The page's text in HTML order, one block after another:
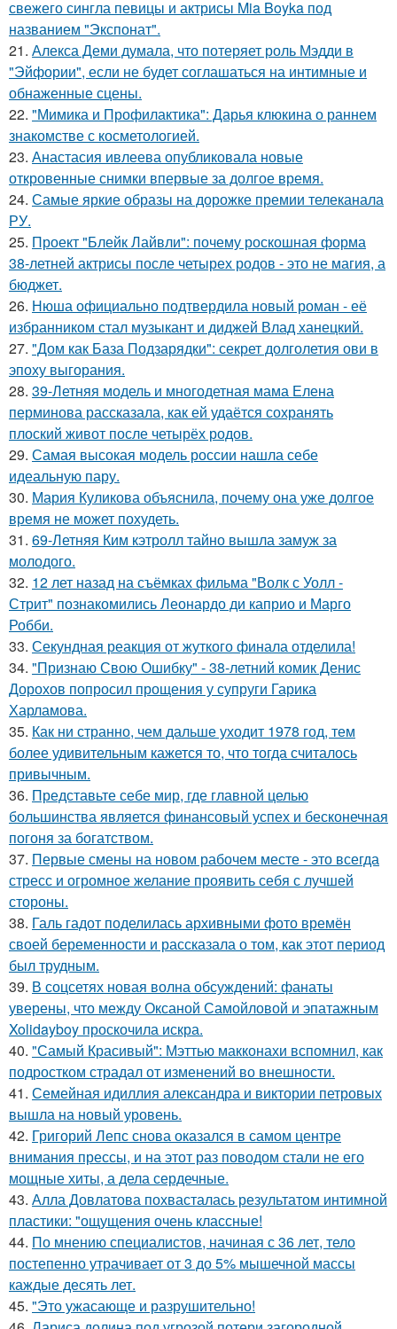
свежего сингла певицы и актрисы Mia Boyka под
названием "Экспонат".
21. Алекса Деми думала, что потеряет роль Мэдди в
"Эйфории", если не будет соглашаться на интимные и
обнаженные сцены.
22. "Мимика и Профилактика": Дарья клюкина о раннем
знакомстве с косметологией.
23. Анастасия ивлеева опубликовала новые
откровенные снимки впервые за долгое время.
24. Самые яркие образы на дорожке премии телеканала
РУ.
25. Проект "Блейк Лайвли": почему роскошная форма
38-летней актрисы после четырех родов - это не магия, а
бюджет.
26. Нюша официально подтвердила новый роман - её
избранником стал музыкант и диджей Влад ханецкий.
27. "Дом как База Подзарядки": секрет долголетия ови в
эпоху выгорания.
28. 39-Летняя модель и многодетная мама Елена
перминова рассказала, как ей удаётся сохранять
плоский живот после четырёх родов.
29. Самая высокая модель россии нашла себе
идеальную пару.
30. Мария Куликова объяснила, почему она уже долгое
время не может похудеть.
31. 69-Летняя Ким кэтролл тайно вышла замуж за
молодого.
32. 12 лет назад на съёмках фильма "Волк с Уолл -
Стрит" познакомились Леонардо ди каприо и Марго
Робби.
33. Секундная реакция от жуткого финала отделила!
34. "Признаю Свою Ошибку" - 38-летний комик Денис
Дорохов попросил прощения у супруги Гарика
Харламова.
35. Как ни странно, чем дальше уходит 1978 год, тем
более удивительным кажется то, что тогда считалось
привычным.
36. Представьте себе мир, где главной целью
большинства является финансовый успех и бесконечная
погоня за богатством.
37. Первые смены на новом рабочем месте - это всегда
стресс и огромное желание проявить себя с лучшей
стороны.
38. Галь гадот поделилась архивными фото времён
своей беременности и рассказала о том, как этот период
был трудным.
39. В соцсетях новая волна обсуждений: фанаты
уверены, что между Оксаной Самойловой и эпатажным
Xolidayboy проскочила искра.
40. "Самый Красивый": Мэттью макконахи вспомнил, как
подростком страдал от изменений во внешности.
41. Семейная идиллия александра и виктории петровых
вышла на новый уровень.
42. Григорий Лепс снова оказался в самом центре
внимания прессы, и на этот раз поводом стали не его
мощные хиты, а дела сердечные.
43. Алла Довлатова похвасталась результатом интимной
пластики: "ощущения очень классные!
44. По мнению специалистов, начиная с 36 лет, тело
постепенно утрачивает от 3 до 5% мышечной массы
каждые десять лет.
45. "Это ужасающе и разрушительно!